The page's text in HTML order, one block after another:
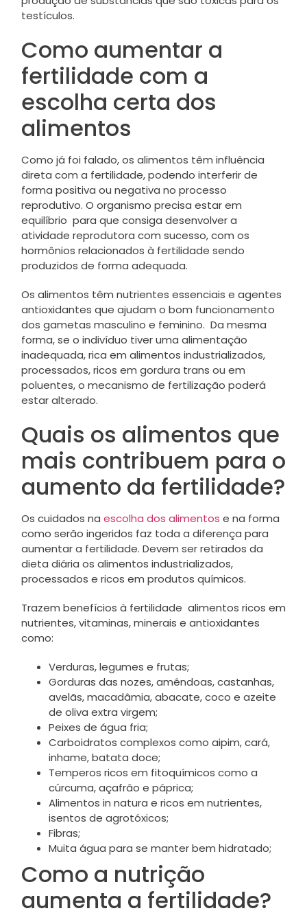
testículos.
Como aumentar a
fertilidade com a
escolha certa dos
alimentos
Como já foi falado, os alimentos têm influência
direta com a fertilidade, podendo interferir de
forma positiva ou negativa no processo
reprodutivo. O organismo precisa estar em
equilíbrio para que consiga desenvolver a
atividade reprodutora com sucesso, com os
hormônios relacionados à fertilidade sendo
produzidos de forma adequada.
Os alimentos têm nutrientes essenciais e agentes
antioxidantes que ajudam o bom funcionamento
dos gametas masculino e feminino. Da mesma
forma, se o indivíduo tiver uma alimentação
inadequada, rica em alimentos industrializados,
processados, ricos em gordura trans ou em
poluentes, o mecanismo de fertilização poderá
estar alterado.
Quais os alimentos que
mais contribuem para o
aumento da fertilidade?
Os cuidados na escolha dos alimentos e na forma
como serão ingeridos faz toda a diferença para
aumentar a fertilidade. Devem ser retirados da
dieta diária os alimentos industrializados,
processados e ricos em produtos químicos.
Trazem benefícios à fertilidade alimentos ricos em
nutrientes, vitaminas, minerais e antioxidantes
como:
Verduras, legumes e frutas;
Gorduras das nozes, amêndoas, castanhas,
avelãs, macadâmia, abacate, coco e azeite
de oliva extra virgem;
Peixes de água fria;
Carboidratos complexos como aipim, cará,
inhame, batata doce;
Temperos ricos em fitoquímicos como a
cúrcuma, açafrão e páprica;
Alimentos in natura e ricos em nutrientes,
isentos de agrotóxicos;
Fibras;
Muita água para se manter bem hidratado;
Como a nutrição
aumenta a fertilidade?